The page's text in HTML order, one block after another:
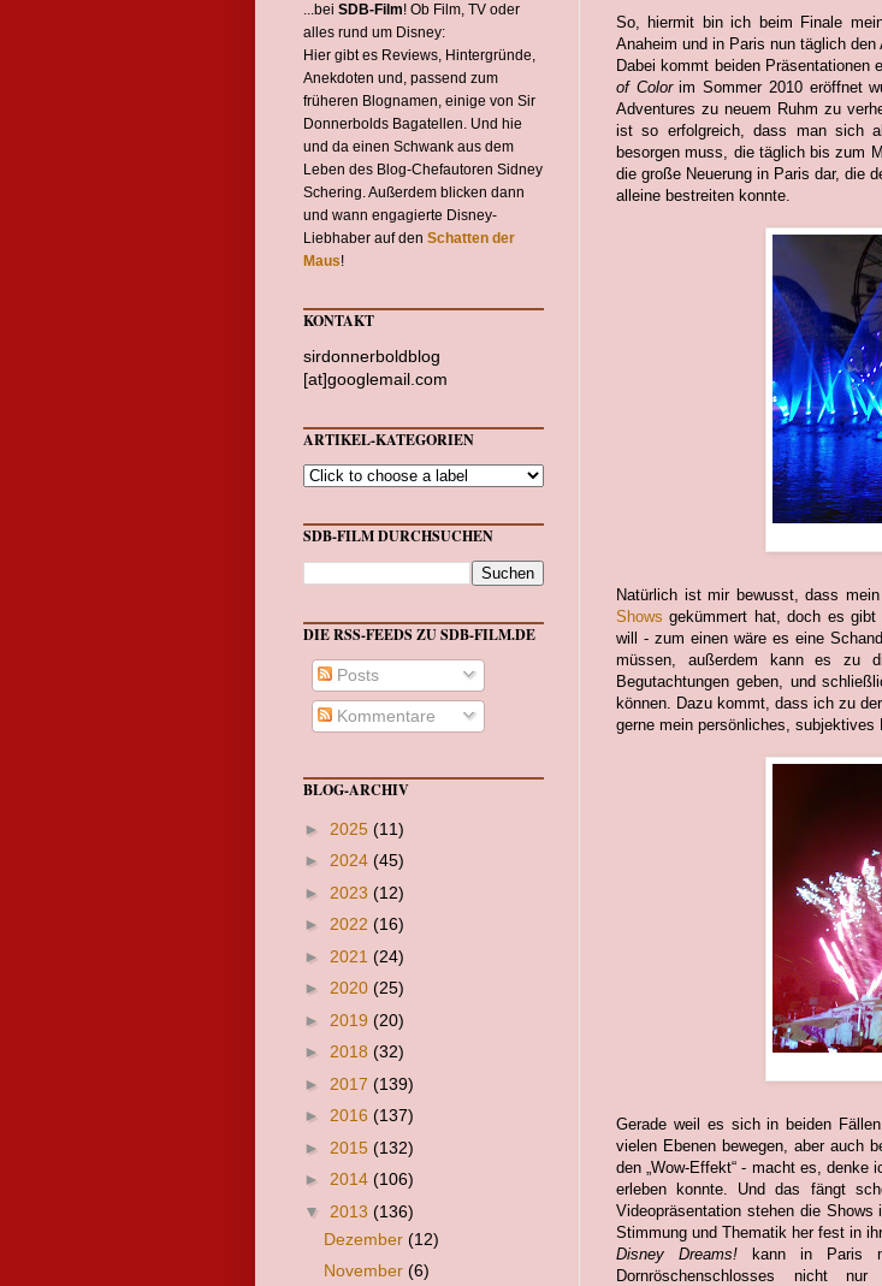
So, hiermit bin ich beim Finale
Anaheim und in Paris nun täglich den
Dabei kommt beiden Präsentationen
of Colorim Sommer 2010 eröffnet
Adventures zu neuem Ruhm zu
ist so erfolgreich, dass man sich
besorgen muss, die täglich bis zum
die große Neuerung in Paris dar, die
alleine bestreiten konnte.
Natürlich ist mir bewusst, dass
Shows gekümmert hat, doch es
will - zum einen wäre es eine
müssen, außerdem kann es zu
Begutachtungen geben, und
können. Dazu kommt, dass ich zu
gerne mein persönliches, subjektives
Gerade weil es sich in beiden
vielen Ebenen bewegen, aber auch
den „Wow-Effekt“ - macht es, denke
erleben konnte. Und das fängt
Videopräsentation stehen die
Stimmung und Thematik her fest in
Disney Dreams!kann in Paris
Dornröschenschlosses nicht nur
...bei SDB-Film! Ob Film, TV oder
alles rund um Disney:
Hier gibt es Reviews, Hintergründe,
Anekdoten und, passend zum
früheren Blognamen, einige von Sir
Donnerbolds Bagatellen. Und hie
und da einen Schwank aus dem
Leben des Blog-Chefautoren Sidney
Schering. Außerdem blicken dann
und wann engagierte Disney-
Liebhaber auf den Schatten der
Maus!
KONTAKT
sirdonnerboldblog
[at]googlemail.com
ARTIKEL-KATEGORIEN
SDB-FILM DURCHSUCHEN
DIE RSS-FEEDS ZU SDB-FILM.DE
Posts
Kommentare
BLOG-ARCHIV
► 2025 (11)
► 2024 (45)
► 2023 (12)
► 2022 (16)
► 2021 (24)
► 2020 (25)
► 2019 (20)
► 2018 (32)
► 2017 (139)
► 2016 (137)
► 2015 (132)
► 2014 (106)
▼ 2013 (136)
Dezember (12)
November (6)